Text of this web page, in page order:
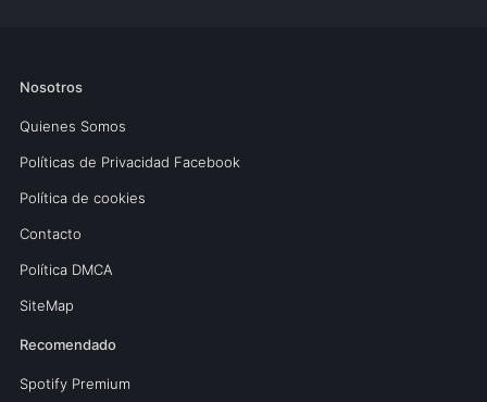
Nosotros
Quienes Somos
Políticas de Privacidad Facebook
Política de cookies
Contacto
Política DMCA
SiteMap
Recomendado
Spotify Premium